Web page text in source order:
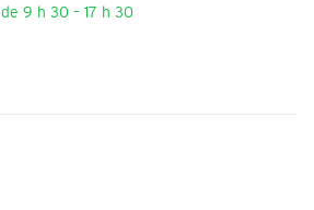
9 h 30 – 17 h 30